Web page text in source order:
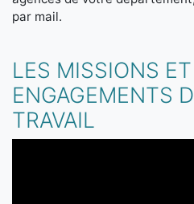
par mail.
LES MISSIONS ET
ENGAGEMENTS
TRAVAIL